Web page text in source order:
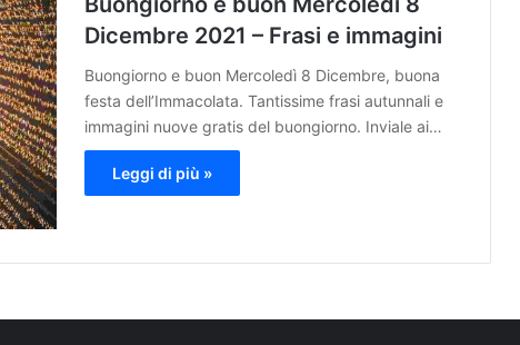
Dicembre 2021 – Frasi e immagini
Buongiorno e buon Mercoledì 8 Dicembre, buona
festa dell’Immacolata. Tantissime frasi autunnali e
immagini nuove gratis del buongiorno. Inviale ai…
Leggi di più »